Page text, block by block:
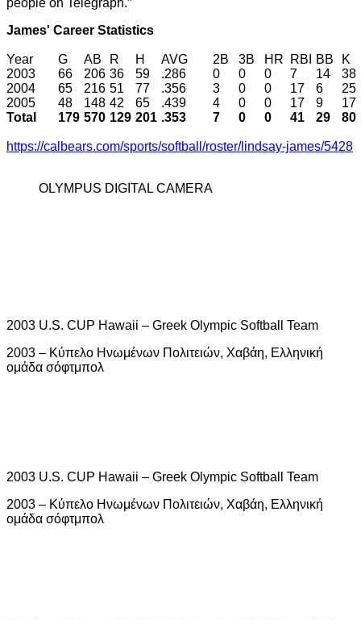
James' Career Statistics
Year	G	AB	R	H	AVG	2B	3B	HR	RBI	BB	K	SB
2003	66	206	36	59	.286	0	0	0	7	14	38	4-5
2004	65	216	51	77	.356	3	0	0	17	6	25	23-25
Total	179	570	129	201	.353	7	0	0	41	29	80	43-49
https://calbears.com/sports/softball/roster/lindsay-james/5428
OLYMPUS DIGITAL CAMERA
2003 U.S. CUP Hawaii – Greek Olympic Softball Team
2003 – Κύπελο Ηνωμένων Πολιτειών, Χαβάη, Ελληνική
ομάδα σόφτμπολ
2003 U.S. CUP Hawaii – Greek Olympic Softball Team
2003 – Κύπελο Ηνωμένων Πολιτειών, Χαβάη, Ελληνική
ομάδα σόφτμπολ